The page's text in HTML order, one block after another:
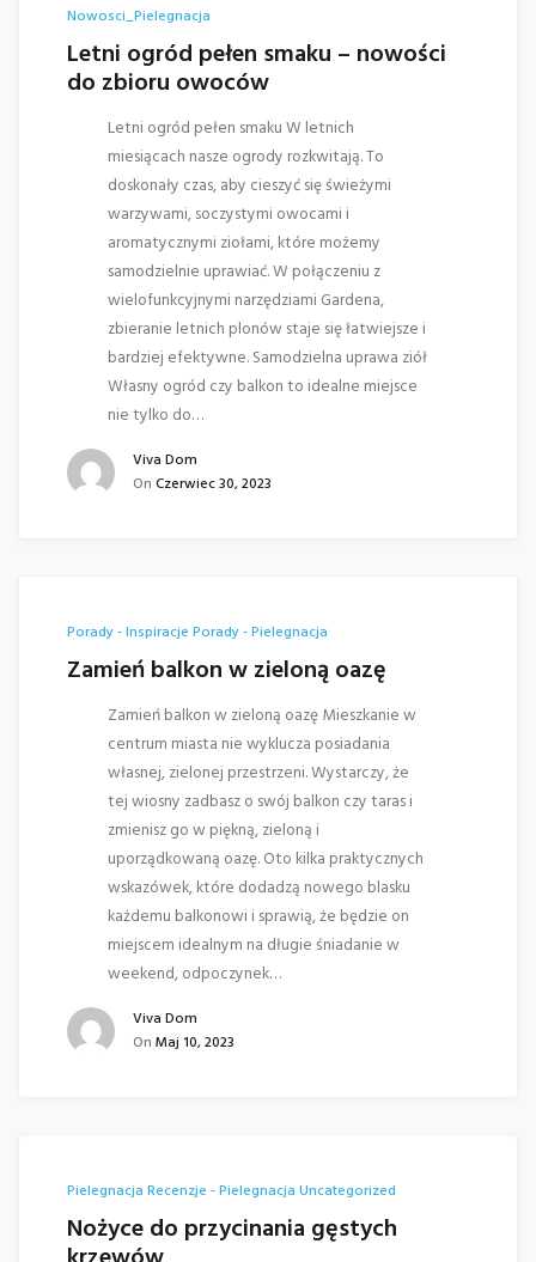
Nowosci_Pielegnacja
Letni ogród pełen smaku – nowości
do zbioru owoców
Letni ogród pełen smaku W letnich
miesiącach nasze ogrody rozkwitają. To
doskonały czas, aby cieszyć się świeżymi
warzywami, soczystymi owocami i
aromatycznymi ziołami, które możemy
samodzielnie uprawiać. W połączeniu z
wielofunkcyjnymi narzędziami Gardena,
zbieranie letnich plonów staje się łatwiejsze i
bardziej efektywne. Samodzielna uprawa ziół
Własny ogród czy balkon to idealne miejsce
nie tylko do…
Viva Dom
On Czerwiec 30, 2023
Porady - Inspiracje Porady - Pielegnacja
Zamień balkon w zieloną oazę
Zamień balkon w zieloną oazę Mieszkanie w
centrum miasta nie wyklucza posiadania
własnej, zielonej przestrzeni. Wystarczy, że
tej wiosny zadbasz o swój balkon czy taras i
zmienisz go w piękną, zieloną i
uporządkowaną oazę. Oto kilka praktycznych
wskazówek, które dodadzą nowego blasku
każdemu balkonowi i sprawią, że będzie on
miejscem idealnym na długie śniadanie w
weekend, odpoczynek…
Viva Dom
On Maj 10, 2023
Pielegnacja Recenzje - Pielegnacja Uncategorized
Nożyce do przycinania gęstych